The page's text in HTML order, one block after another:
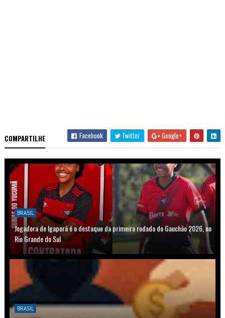
COMPARTILHE Facebook Twitter Google+
BRASIL
Jogadora de Igaporã é o destaque da primeira rodada do Gauchão 2026, no
Rio Grande do Sul
BRASIL